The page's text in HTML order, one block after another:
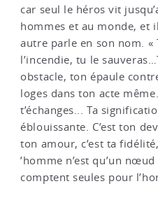
car seul le héros vit
hommes et au monde, et
autre parle en son nom. «
l’incendie, tu le
obstacle, ton épaule
loges dans ton acte
t’échanges... Ta
éblouissante. C’est ton
ton amour, c’est ta
’homme n’est qu’un
comptent seules pour